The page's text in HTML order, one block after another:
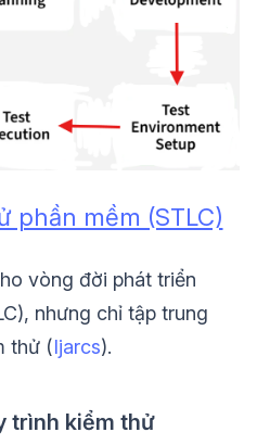
phần mềm (STLC)
vòng đời phát triển
nhưng chỉ tập trung
thử (Ijarcs).
trình kiểm thử